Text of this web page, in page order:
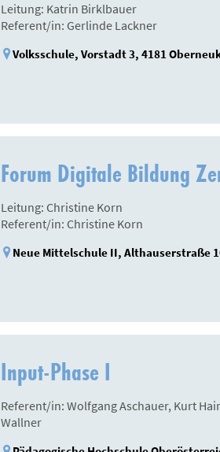
Leitung: Katrin Birklbauer
Referent/in: Gerlinde Lackner
Volksschule, Vorstadt 3, 4181
Forum Digitale Bildung
Leitung: Christine Korn
Referent/in: Christine Korn
Neue Mittelschule II, Althauserstraße
Input-Phase I
Referent/in: Wolfgang Aschauer, Kurt
Wallner